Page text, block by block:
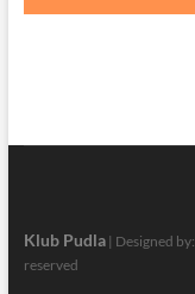
Klub Pudla| Designed by:
reserved